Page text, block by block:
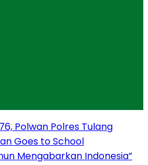
Polwan Polres Tulang
Goes to School
Mengabarkan Indonesia”